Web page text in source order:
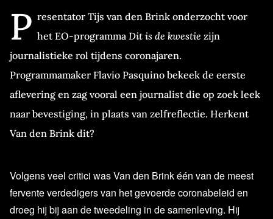
P resentator Tijs van den Brink onderzocht voor
het EO-programma Dit is de kwestie zijn
journalistieke rol tijdens coronajaren.
Programmamaker Flavio Pasquino bekeek de eerste
aflevering en zag vooral een journalist die op zoek leek
naar bevestiging, in plaats van zelfreflectie. Herkent
Van den Brink dit?
Volgens veel critici was Van den Brink één van de meest
fervente verdedigers van het gevoerde coronabeleid en
droeg hij bij aan de tweedeling in de samenleving. Hij